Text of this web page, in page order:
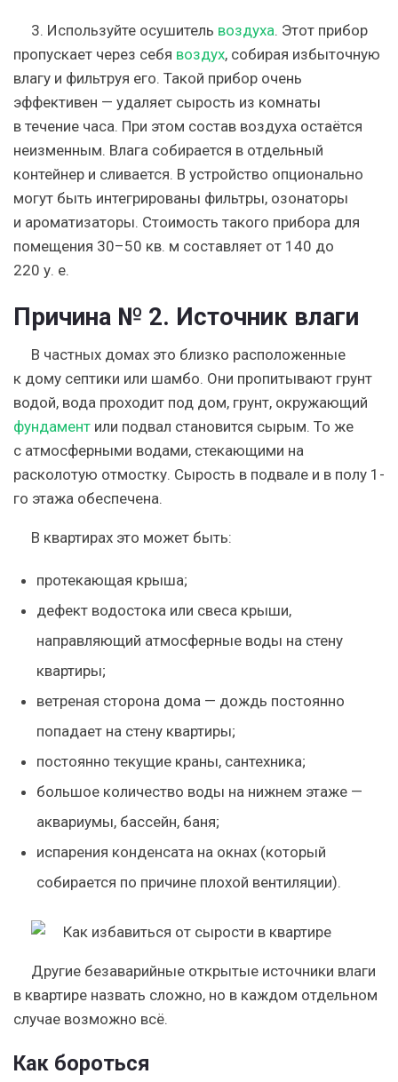
3. Используйте осушитель воздуха. Этот прибор
пропускает через себя воздух, собирая избыточную
влагу и фильтруя его. Такой прибор очень
эффективен — удаляет сырость из комнаты
в течение часа. При этом состав воздуха остаётся
неизменным. Влага собирается в отдельный
контейнер и сливается. В устройство опционально
могут быть интегрированы фильтры, озонаторы
и ароматизаторы. Стоимость такого прибора для
помещения 30–50 кв. м составляет от 140 до
220 у. е.
Причина № 2. Источник влаги
В частных домах это близко расположенные
к дому септики или шамбо. Они пропитывают грунт
водой, вода проходит под дом, грунт, окружающий
фундамент или подвал становится сырым. То же
с атмосферными водами, стекающими на
расколотую отмостку. Сырость в подвале и в полу 1-
го этажа обеспечена.
В квартирах это может быть:
протекающая крыша;
дефект водостока или свеса крыши,
направляющий атмосферные воды на стену
квартиры;
ветреная сторона дома — дождь постоянно
попадает на стену квартиры;
постоянно текущие краны, сантехника;
большое количество воды на нижнем этаже —
аквариумы, бассейн, баня;
испарения конденсата на окнах (который
собирается по причине плохой вентиляции).
Другие безаварийные открытые источники влаги
в квартире назвать сложно, но в каждом отдельном
случае возможно всё.
Как бороться